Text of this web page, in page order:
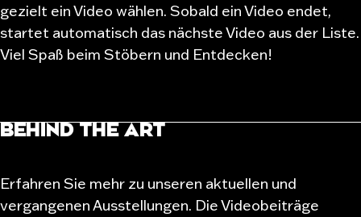
gezielt ein Video wählen. Sobald ein Video endet,
startet automatisch das nächste Video aus der Liste.
Viel Spaß beim Stöbern und Entdecken!
BEHIND THE ART
Erfahren Sie mehr zu unseren aktuellen und
vergangenen Ausstellungen. Die Videobeiträge